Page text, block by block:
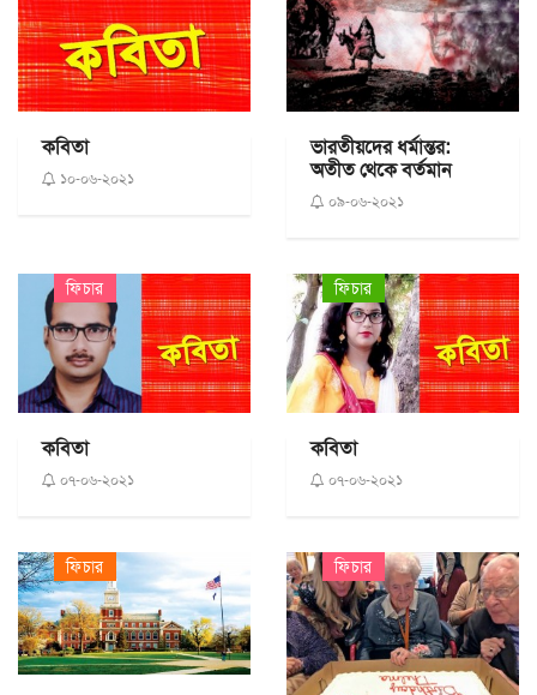
কবিতা
১০-০৬-২০২১
ভারতীয়দের ধর্মান্তর:
অতীত থেকে বর্তমান
০৯-০৬-২০২১
ফিচার
কবিতা
০৭-০৬-২০২১
ফিচার
কবিতা
০৭-০৬-২০২১
ফিচার ফিচার